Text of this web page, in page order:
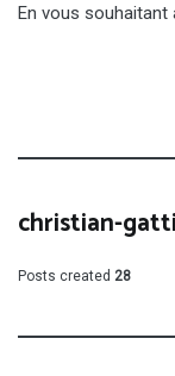
En vous souhaitant
christian-
Posts created 28